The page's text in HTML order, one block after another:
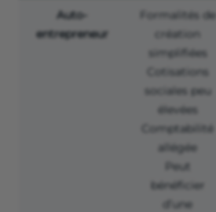
Auto-
entrepreneur
Formalités de
création
simplifiées
Cotisations
sociales peu
élevées
Comptabilité
allégée
Peut
bénéficier
d’une